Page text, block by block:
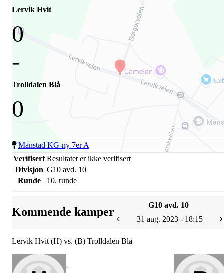
Lervik Hvit
0
-
Trolldalen Blå
0
Manstad KG-ny 7er A
Verifisert Resultatet er ikke verifisert
Divisjon G10 avd. 10
Runde
10. runde
Kommende kamper
G10 avd. 10
31 aug. 2023 - 18:15
Lervik Hvit (H) vs. (B) Trolldalen Blå
-